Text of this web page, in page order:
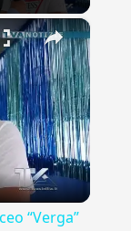
×
“Verga”